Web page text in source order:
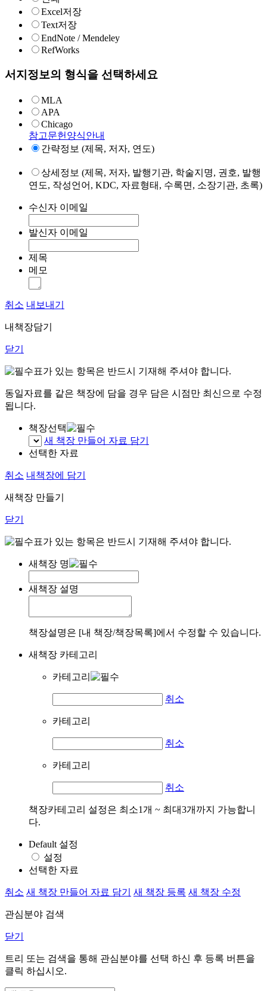
Excel저장
Text저장
EndNote / Mendeley
RefWorks
서지정보의 형식을 선택하세요
MLA
APA
Chicago
참고문헌양식안내
간략정보 (제목, 저자, 연도)
상세정보 (제목, 저자, 발행기관, 학술지명, 권호, 발행
연도, 작성언어, KDC, 자료형태, 수록면, 소장기관, 초록)
수신자 이메일
발신자 이메일
제목
메모
취소 내보내기
내책장담기
닫기
표가 있는 항목은 반드시 기재해 주셔야 합니다.
동일자료를 같은 책장에 담을 경우 담은 시점만 최신으로 수정
됩니다.
책장선택
새 책장 만들어 자료 담기
선택한 자료
취소 내책장에 담기
새책장 만들기
닫기
표가 있는 항목은 반드시 기재해 주셔야 합니다.
새책장 명
새책장 설명
책장설명은 [내 책장/책장목록]에서 수정할 수 있습니다.
새책장 카테고리
카테고리
취소
카테고리
취소
카테고리
취소
책장카테고리 설정은 최소1개 ~ 최대3개까지 가능합니
다.
Default 설정
설정
선택한 자료
취소 새 책장 만들어 자료 담기 새 책장 등록 새 책장 수정
관심분야 검색
닫기
트리 또는 검색을 통해 관심분야를 선택 하신 후 등록 버튼을
클릭 하십시오.